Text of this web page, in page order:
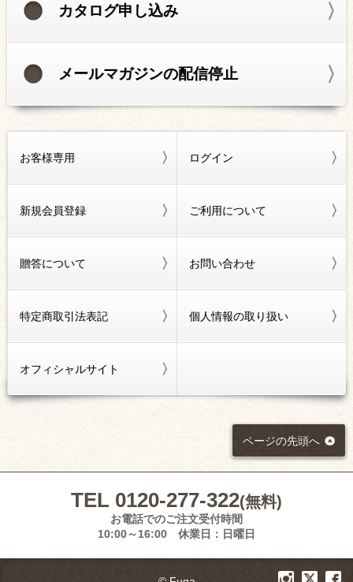
カタログ申し込み
メールマガジンの配信停止
お客様専用 ログイン
新規会員登録 ご利用について
贈答について お問い合わせ
特定商取引法表記 個人情報の取り扱い
オフィシャルサイト
ページの先頭へ
TEL 0120-277-322(無料)
お電話でのご注文受付時間
10:00～16:00 休業日：日曜日